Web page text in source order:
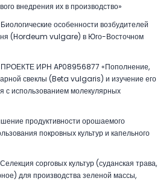
внедрения их в производство»
особенности возбудителей
(Hordeum vulgare) в Юго-Восточном
ИРН AP08956877 «Пополнение,
свеклы (Beta vulgaris) и изучение его
с использованием молекулярных
продуктивности орошаемого
покровных культур и капельного
сорговых культур (суданская трава,
для производства зеленой массы,